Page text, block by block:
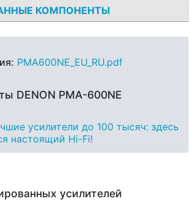
КОМПОНЕНТЫ
PMA600NE_EU_RU.pdf
DENON PMA-600NE
усилители до 100 тысяч: здесь
настоящий Hi-Fi!
усилителей